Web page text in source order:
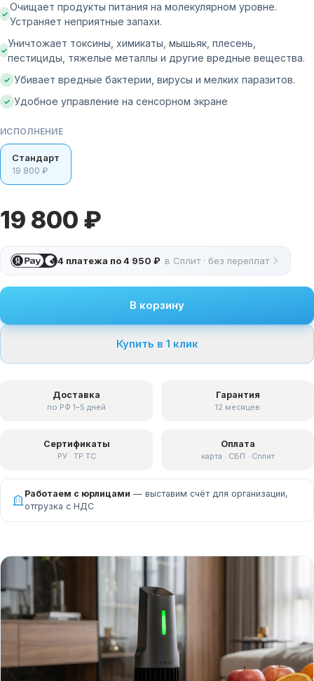
✓
Очищает продукты питания на молекулярном уровне.
Устраняет неприятные запахи.
✓
Уничтожает токсины, химикаты, мышьяк, плесень,
пестициды, тяжелые металлы и другие вредные вещества.
✓ Убивает вредные бактерии, вирусы и мелких паразитов.
✓ Удобное управление на сенсорном экране
ИСПОЛНЕНИЕ
Стандарт
19 800 ₽
19 800 ₽
4 платежа по4 950 ₽ в Сплит · без переплат
В корзину
Купить в 1 клик
Доставка
по РФ 1–5 дней
Гарантия
12 месяцев
Сертификаты
РУ · ТР ТС
Оплата
карта · СБП · Сплит
Работаем с юрлицами — выставим счёт для организации,
отгрузка с НДС